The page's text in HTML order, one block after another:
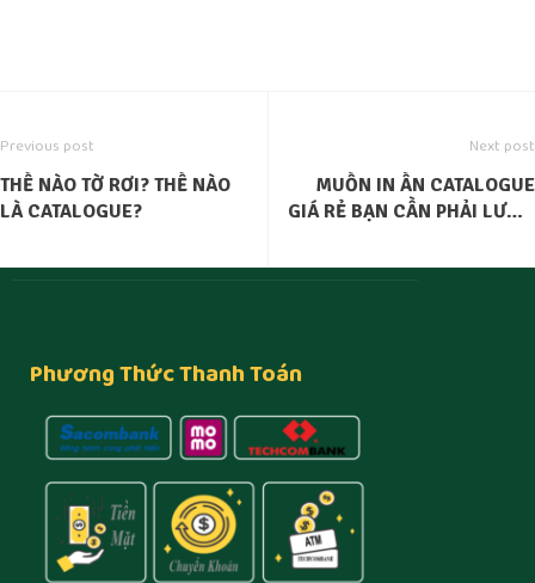
Previous post
THẾ NÀO TỜ RƠI? THẾ NÀO
LÀ CATALOGUE?
Next post
MUỐN IN ẤN CATALOGUE
GIÁ RẺ BẠN CẦN PHẢI LƯU Ý
Phương Thức Thanh Toán